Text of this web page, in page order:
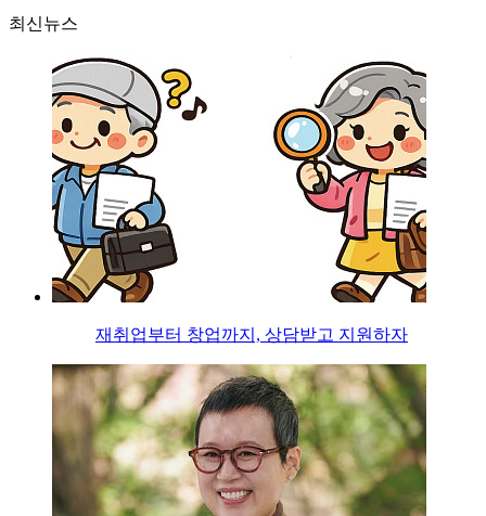
최신뉴스
재취업부터 창업까지, 상담받고 지원하자